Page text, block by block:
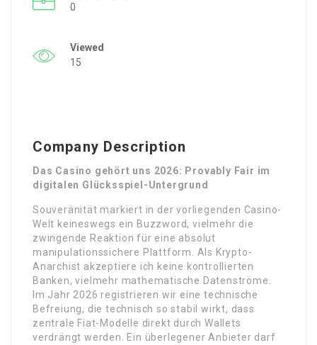
0
Viewed
15
Company Description
Das Casino gehört uns 2026: Provably Fair im
digitalen Glücksspiel-Untergrund
Souveränität markiert in der vorliegenden Casino-
Welt keineswegs ein Buzzword, vielmehr die
zwingende Reaktion für eine absolut
manipulationssichere Plattform. Als Krypto-
Anarchist akzeptiere ich keine kontrollierten
Banken, vielmehr mathematische Datenströme.
Im Jahr 2026 registrieren wir eine technische
Befreiung, die technisch so stabil wirkt, dass
zentrale Fiat-Modelle direkt durch Wallets
verdrängt werden. Ein überlegener Anbieter darf